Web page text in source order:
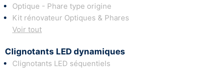
Optique - Phare type origine
Kit rénovateur Optiques & Phares
Voir tout
Clignotants LED dynamiques
Clignotants LED séquentiels